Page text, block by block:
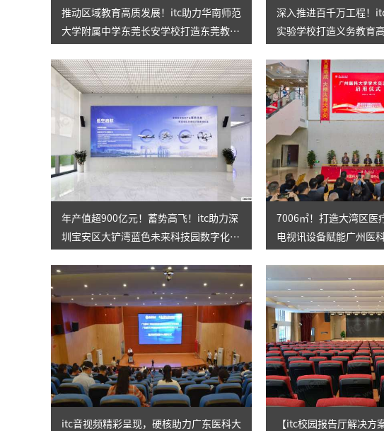
推动区域教育高质发展！itc助力华南师范
大学附属中学东莞长安学校打造东莞教育
深入推进百千万工程！
实验学校打造义务教育
年产值超900亿元！蓄势高飞！itc助力深
圳宝安区大铲湾蓝色未来科技园数字化升
7006㎡！打造大湾区医
电视讯设备赋能广州医
itc音视频精彩呈现，硬核助力广东医科大
【itc校园报告厅解决方